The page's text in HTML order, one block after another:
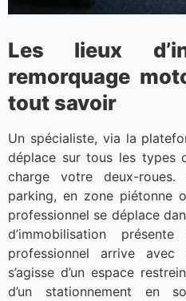
Les lieux
remorquage
tout savoir
Un spécialiste, via la
déplace sur tous les types
charge votre deux-
parking, en zone piétonne
professionnel se déplace
d’immobilisation
professionnel arrive avec
s’agisse d’un espace
d’un stationnement en